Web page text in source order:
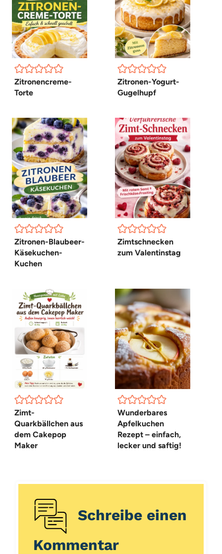
Zitronencreme-
Torte
Zitronen-Yogurt-
Gugelhupf
Zitronen-Blaubeer-
Käsekuchen-
Kuchen
Zimtschnecken
zum Valentinstag
Zimt-
Quarkbällchen aus
dem Cakepop
Maker
Wunderbares
Apfelkuchen
Rezept – einfach,
lecker und saftig!
Schreibe einen
Kommentar